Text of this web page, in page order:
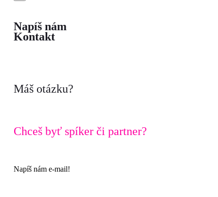
Kontakt
Napíš nám
Máš otázku?
Chceš byť spíker či partner?
Napíš nám e-mail!